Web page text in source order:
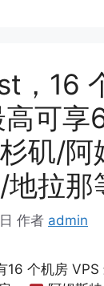
，16
可享
矶/阿
地拉那
作者 admin
16 个机房 VPS